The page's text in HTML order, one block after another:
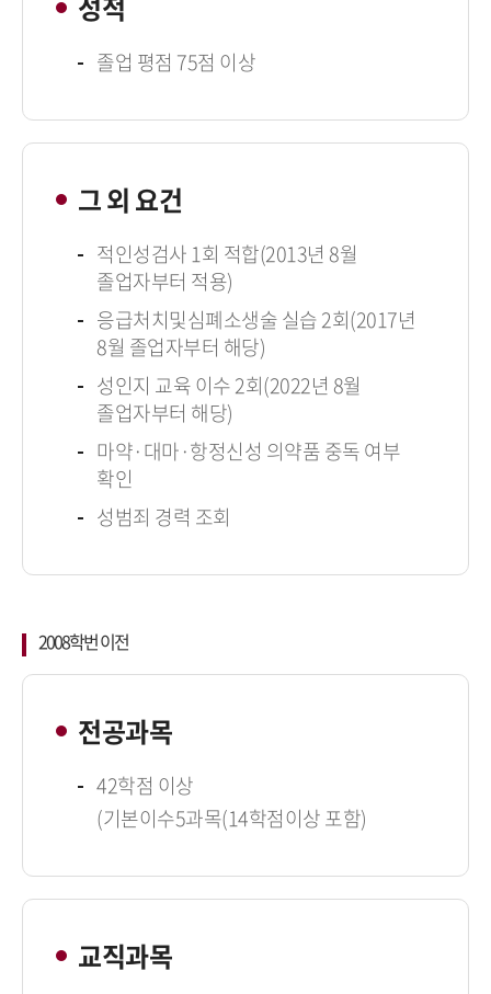
졸업 평점 75점 이상
그 외 요건
적인성검사 1회 적합(2013년 8월
졸업자부터 적용)
응급처치및심폐소생술 실습 2회(2017년
8월 졸업자부터 해당)
성인지 교육 이수 2회(2022년 8월
졸업자부터 해당)
마약·대마·항정신성 의약품 중독 여부
확인
성범죄 경력 조회
2008학번 이전
전공과목
42학점 이상
(기본이수5과목(14학점이상 포함)
교직과목